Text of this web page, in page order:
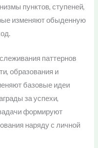
пунктов, ступеней,
изменяют обыденную
паттернов
образования и
базовые идеи
за успехи,
формируют
наряду с личной